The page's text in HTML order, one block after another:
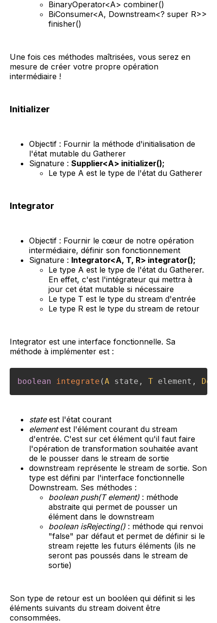
BinaryOperator<A> combiner()
BiConsumer<A, Downstream<? super R>>
finisher()
Une fois ces méthodes maîtrisées, vous serez en
mesure de créer votre propre opération
intermédiaire !
Initializer
Objectif : Fournir la méthode d'initialisation de
l'état mutable du Gatherer
Signature : Supplier<A> initializer();
Le type A est le type de l'état du Gatherer
Integrator
Objectif : Fournir le cœur de notre opération
intermédiaire, définir son fonctionnement
Signature : Integrator<A, T, R> integrator();
Le type A est le type de l'état du Gatherer.
En effet, c'est l'intégrateur qui mettra à
jour cet état mutable si nécessaire
Le type T est le type du stream d'entrée
Le type R est le type du stream de retour
Integrator est une interface fonctionnelle. Sa
méthode à implémenter est :
boolean integrate (A state , T element ,
state est l'état courant
elementest l'élément courant du stream
d'entrée. C'est sur cet élément qu'il faut faire
l'opération de transformation souhaitée avant
de le pousser dans le stream de sortie
downstream représente le stream de sortie. Son
type est défini par l'interface fonctionnelle
Downstream. Ses méthodes :
boolean push(T element) : méthode
abstraite qui permet de pousser un
élément dans le downstream
boolean isRejecting() : méthode qui renvoi
"false" par défaut et permet de définir si le
stream rejette les futurs éléments (ils ne
seront pas poussés dans le stream de
sortie)
Son type de retour est un booléen qui définit si les
éléments suivants du stream doivent être
consommées.